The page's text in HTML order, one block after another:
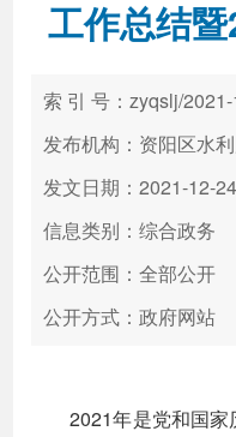
政务服务
高效办成一件事
工作总结
索 引 号：zyqslj/
发布机构：资阳区水
发文日期：2021-12-24
信息类别：综合政务
公开范围：全部公开
公开方式：政府网站
2021年是党和国